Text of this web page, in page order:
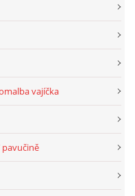
vajíčka
pavučině